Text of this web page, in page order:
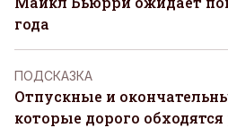
года
ПОДСКАЗКА
Отпускные и
которые дорого